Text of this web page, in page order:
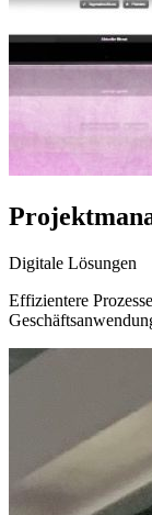
Digitale Lösungen
Effizientere